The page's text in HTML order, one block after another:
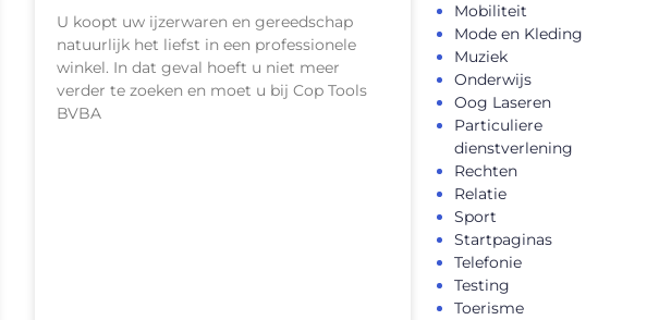
U koopt uw ijzerwaren en gereedschap
natuurlijk het liefst in een professionele
winkel. In dat geval hoeft u niet meer
verder te zoeken en moet u bij Cop Tools
BVBA
Mobiliteit
Mode en Kleding
Muziek
Onderwijs
Oog Laseren
Particuliere
dienstverlening
Rechten
Relatie
Sport
Startpaginas
Telefonie
Testing
Toerisme